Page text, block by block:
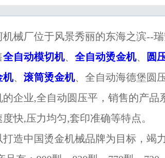
厂位于风景秀丽的东海之滨--瑞
全自动模切机、全自动烫金机、
圆
机、滚筒烫金机、全自动海德堡圆
企业,全自动圆压平，销售的产品
快,压力均匀,套印准确等特点。
中国烫金机械品牌为目标，竭